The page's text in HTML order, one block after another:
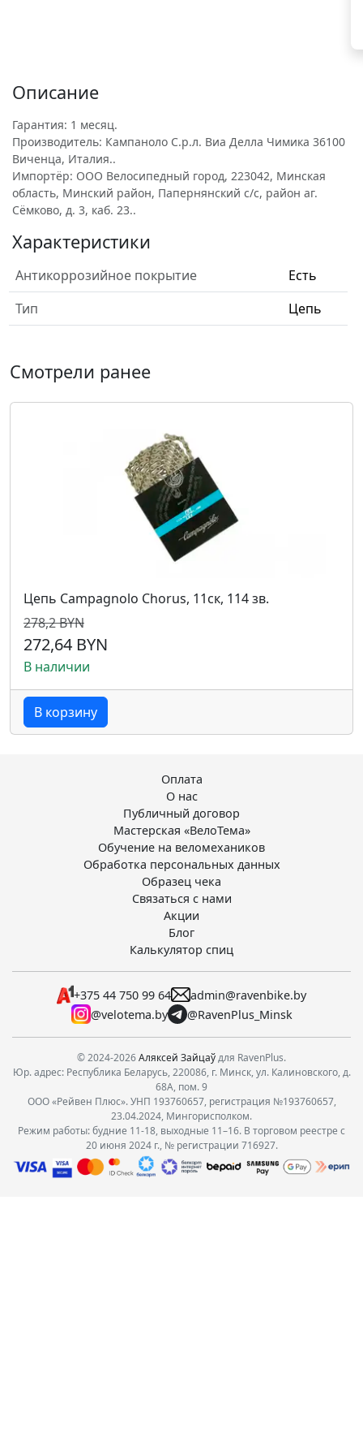
Описание
Гарантия: 1 месяц.
Производитель: Кампаноло С.р.л. Виа Делла Чимика 36100
Виченца, Италия..
Импортёр: ООО Велосипедный город, 223042, Минская
область, Минский район, Папернянский с/с, район аг.
Сёмково, д. 3, каб. 23..
Характеристики
Антикоррозийное покрытие
Есть
Тип
Цепь
Смотрели ранее
Цепь Campagnolo Chorus, 11ск, 114 зв.
278,2 BYN
272,64 BYN
В наличии
В корзину
Оплата
О нас
Публичный договор
Мастерская «ВелоТема»
Обучение на веломехаников
Обработка персональных данных
Образец чека
Связаться с нами
Акции
Блог
Калькулятор спиц
+375 44 750 99 64
admin@ravenbike.by
@velotema.by
@RavenPlus_Minsk
© 2024-2026Аляксей Зайцаўдля RavenPlus.
Юр. адрес: Республика Беларусь, 220086, г. Минск, ул. Калиновского, д.
68А, пом. 9
ООО «Рейвен Плюс». УНП 193760657, регистрация №193760657,
23.04.2024, Мингорисполком.
Режим работы: будние 11-18, выходные 11–16. В торговом реестре с
20 июня 2024 г., № регистрации 716927.